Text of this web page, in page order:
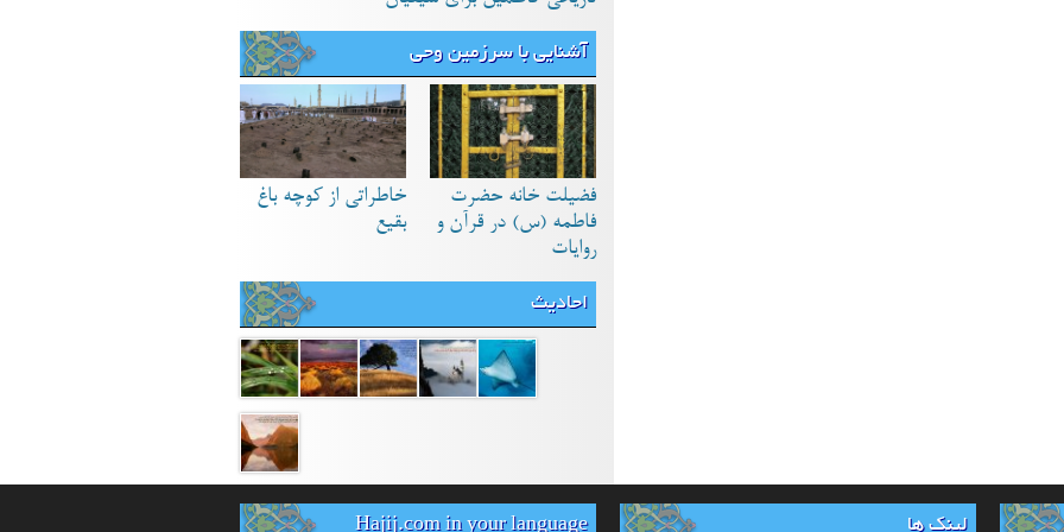
آشنایی با سرزمین وحی
فضیلت خانه حضرت
فاطمه (س) در قرآن و
روایات
خاطراتی از کوچه باغ
بقیع
احادیث
لینک ها Hajij.com in your language